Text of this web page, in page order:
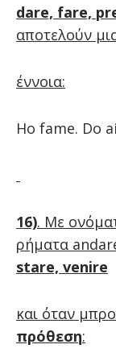
dare, fare,
αποτελούν
έννοια:
Ho fame. Do
16). Με
ρήματα
stare, venire
και όταν
πρόθεση: